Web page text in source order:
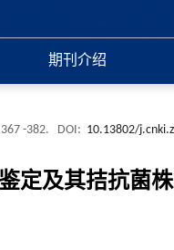
期刊介绍
-382. DOI: 10.13802/
定及其拮抗菌